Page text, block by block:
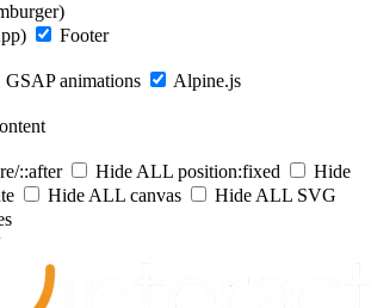
Footer
GSAP animations
Alpine.js
::after
Hide ALL position:fixed
Hide
Hide ALL canvas
Hide ALL SVG